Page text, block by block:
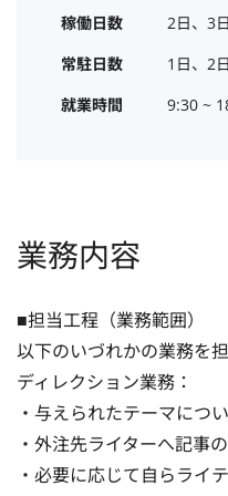
稼働日数
2日、3
常駐日数
1日、2
就業時間
9:30 ~
業務内容
■担当工程（業務範囲）
以下のいづれかの業務を
ディレクション業務：
・与えられたテーマにつ
・外注先ライターへ記事
・必要に応じて自らライ